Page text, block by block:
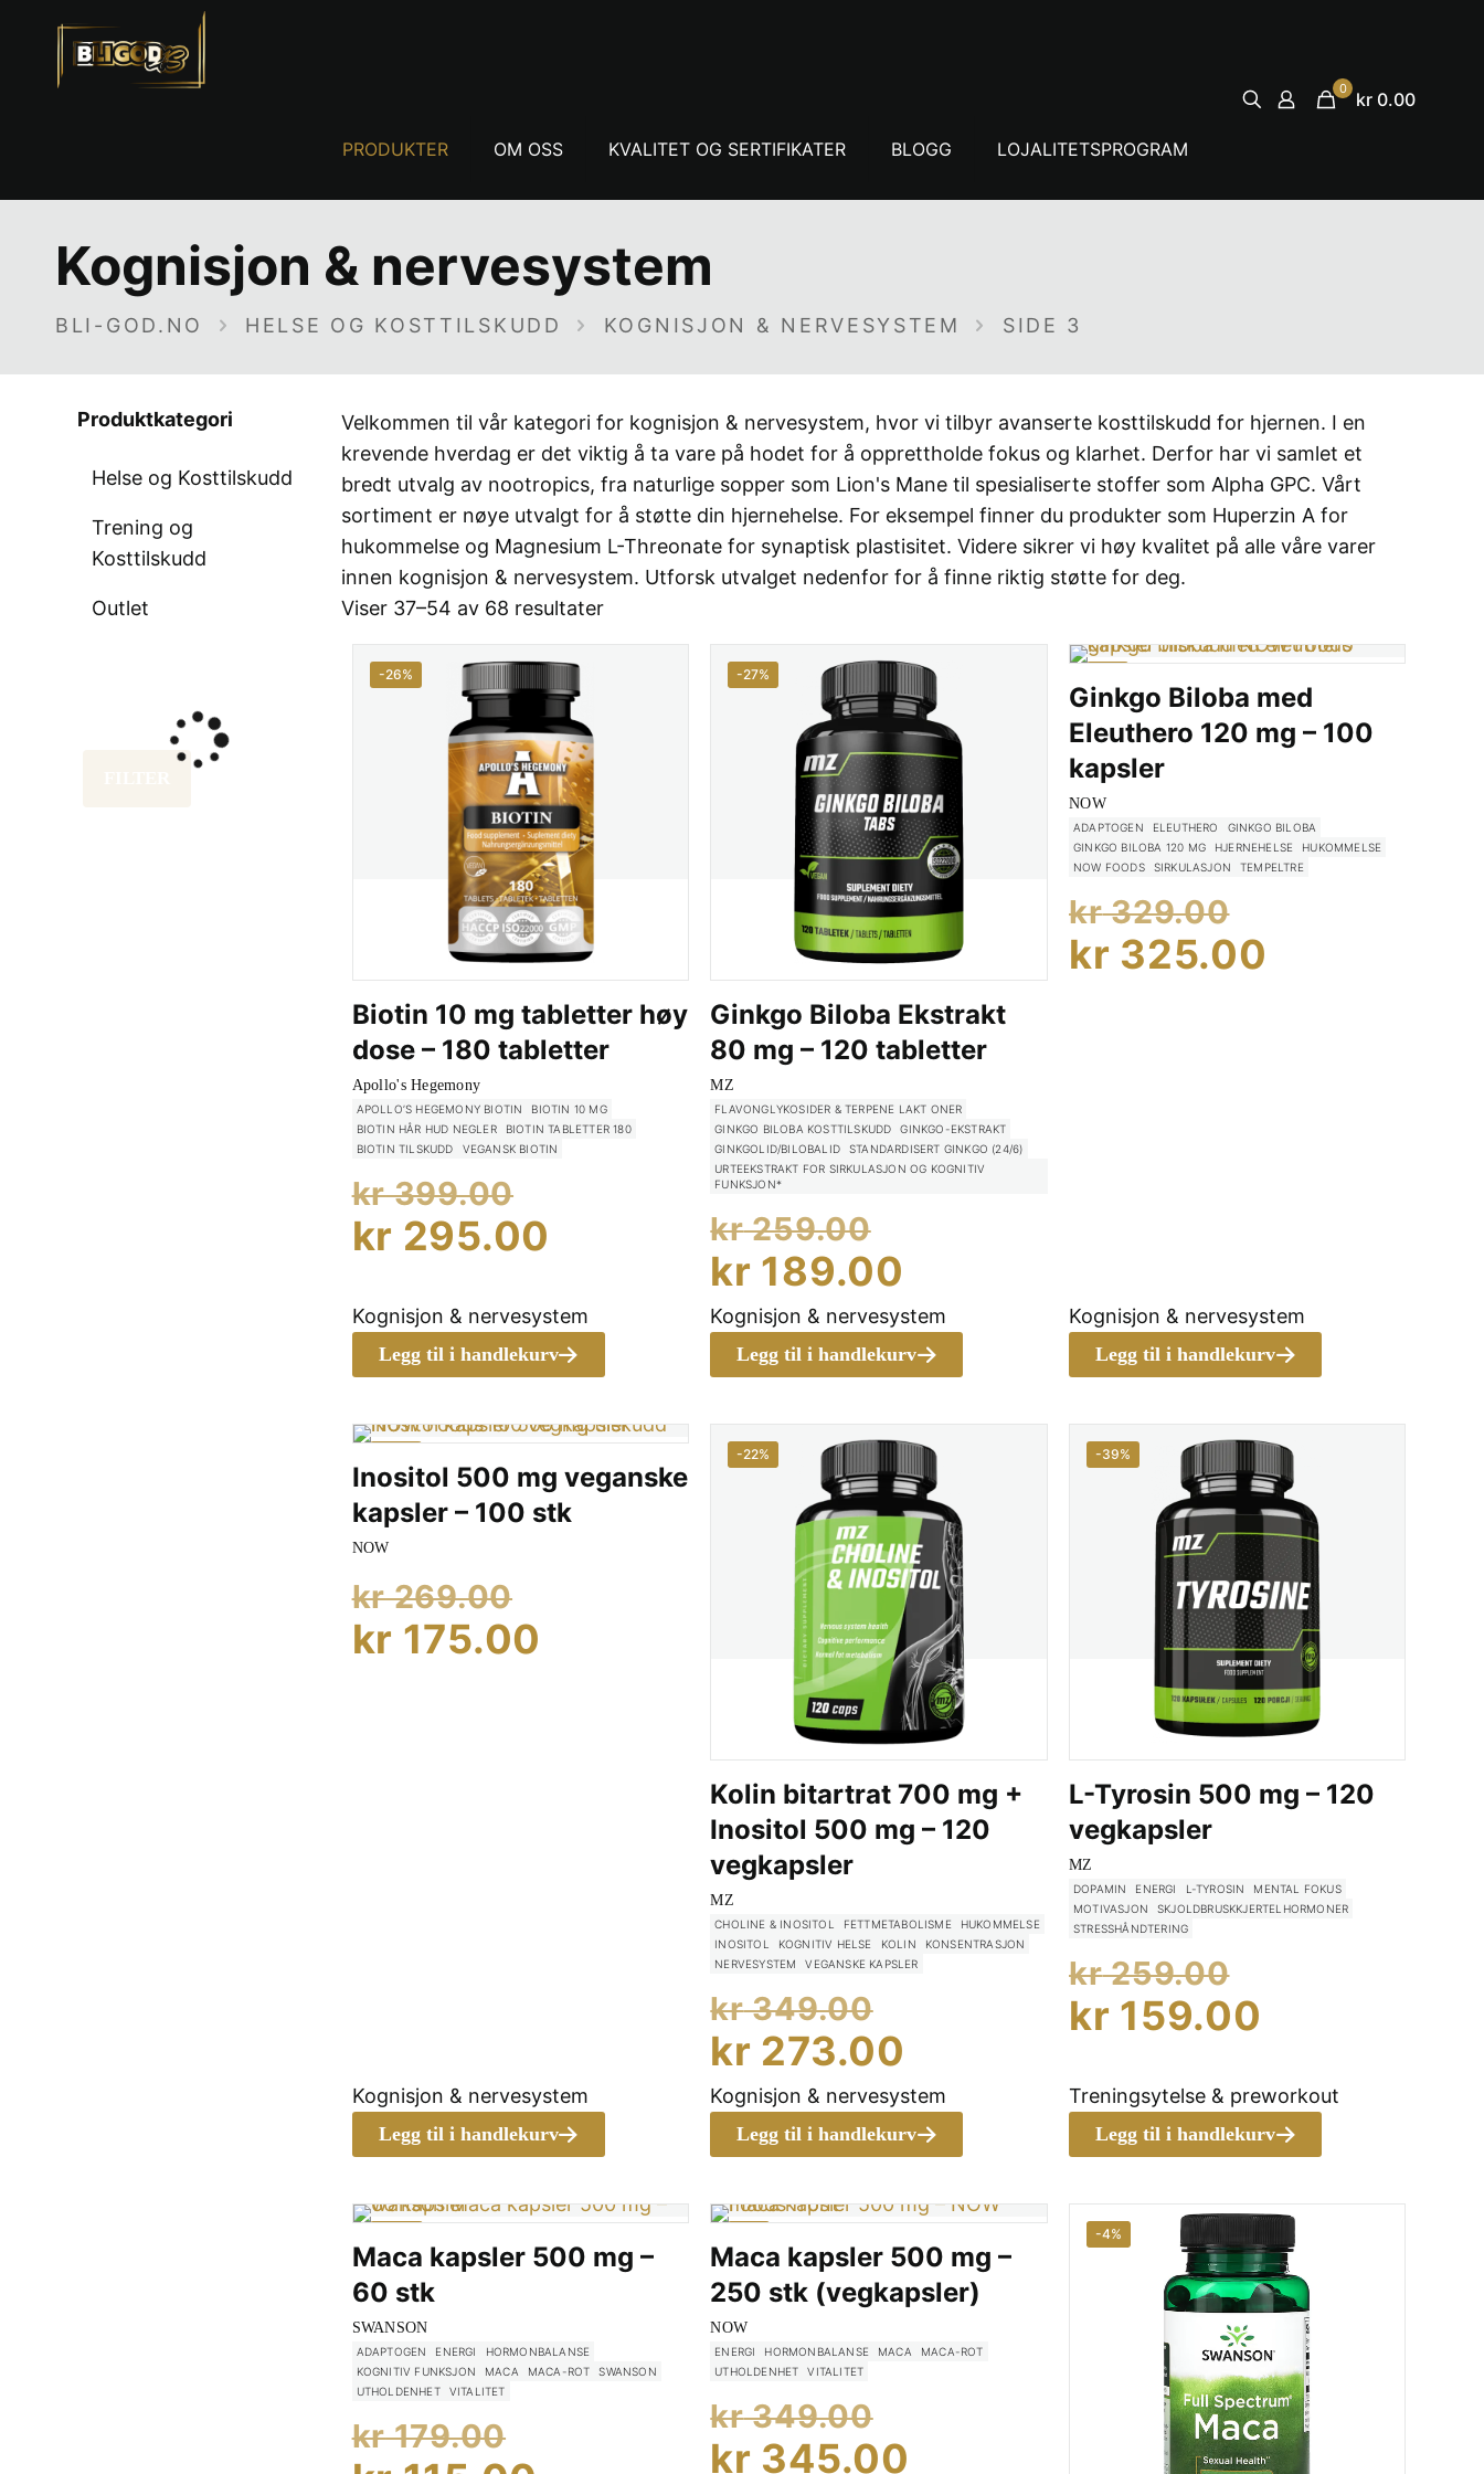
PRODUKTER OM OSS KVALITET OG SERTIFIKATER BLOGG LOJALITETSPROGRAM
0 kr 0.00
Kognisjon & nervesystem
BLI-GOD.NO HELSE OG KOSTTILSKUDD KOGNISJON & NERVESYSTEM SIDE 3
Velkommen til vår kategori for kognisjon & nervesystem, hvor vi tilbyr avanserte kosttilskudd for hjernen. I en
krevende hverdag er det viktig å ta vare på hodet for å opprettholde fokus og klarhet. Derfor har vi samlet et
bredt utvalg av nootropics, fra naturlige sopper som Lion's Mane til spesialiserte stoffer som Alpha GPC. Vårt
sortiment er nøye utvalgt for å støtte din hjernehelse. For eksempel finner du produkter som Huperzin A for
hukommelse og Magnesium L-Threonate for synaptisk plastisitet. Videre sikrer vi høy kvalitet på alle våre varer
innen kognisjon & nervesystem. Utforsk utvalget nedenfor for å finne riktig støtte for deg.
Viser 37–54 av 68 resultater
-26%
Biotin 10 mg tabletter høy
dose – 180 tabletter
Apollo's Hegemony
APOLLO’S HEGEMONY BIOTIN
BIOTIN 10 MG
BIOTIN HÅR HUD NEGLER
BIOTIN TABLETTER 180
BIOTIN TILSKUDD
VEGANSK BIOTIN
kr399.00
Opprinnelig
pris
kr 399.00.
kr 295.00 Nåværende
er:
kr 295.00.
Legg til i handlekurv
Kognisjon & nervesystem
-27%
Ginkgo Biloba Ekstrakt
80 mg – 120 tabletter
MZ
FLAVONGLYKOSIDER & TERPENE LAKT ONER
GINKGO BILOBA KOSTTILSKUDD
GINKGO-EKSTRAKT
GINKGOLID/BILOBALID
STANDARDISERT GINKGO (24/6)
URTEEKSTRAKT FOR SIRKULASJON OG KOGNITIV
FUNKSJON*
kr259.00
pris
var:
kr 259.00.
kr 189.00
pris
er:
Legg til i handlekurv
Kognisjon & nervesystem
Ginkgo Biloba med
Eleuthero 120 mg – 100
kapsler
NOW
ADAPTOGEN ELEUTHERO
GINKGO BILOBA
GINKGO BILOBA 120 MG
HJERNEHELSE
HUKOMMELSE
NOW FOODS
SIRKULASJON TEMPELTRE
kr329.00
pris
kr 325.00
Legg til i handlekurv
Kognisjon & nervesystem
Inositol 500 mg veganske
kapsler – 100 stk
NOW
kr269.00
pris
kr 175.00
kr 175.00.
Legg til i handlekurv
Kognisjon & nervesystem
-22%
Kolin bitartrat 700 mg +
Inositol 500 mg – 120
vegkapsler
MZ
CHOLINE & INOSITOL FETTMETABOLISME
HUKOMMELSE
INOSITOL
KOGNITIV HELSE KOLIN
KONSENTRASJON
NERVESYSTEM
VEGANSKE KAPSLER
kr349.00
Opprinnelig
pris
var:
kr 349.00.
kr 273.00
pris
er:
Legg til i handlekurv
Kognisjon & nervesystem
-39%
L-Tyrosin 500 mg – 120
vegkapsler
MZ
DOPAMIN ENERGI L-TYROSIN
MENTAL FOKUS
MOTIVASJON
SKJOLDBRUSKKJERTELHORMONER
STRESSHÅNDTERING
kr259.00
pris
kr 259.00.
kr 159.00
er:
kr 159.00.
Legg til i handlekurv
Treningsytelse & preworkout
Maca kapsler 500 mg –
60 stk
SWANSON
ADAPTOGEN ENERGI
HORMONBALANSE
KOGNITIV FUNKSJON
MACA MACA-ROT
SWANSON
UTHOLDENHET
VITALITET
kr179.00
Opprinnelig
Maca kapsler 500 mg –
250 stk (vegkapsler)
NOW
ENERGI HORMONBALANSE MACA
MACA-ROT
UTHOLDENHET
VITALITET
kr349.00
pris
kr 345.00
-4%
Produktkategori
Helse og Kosttilskudd
Trening og
Kosttilskudd
Outlet